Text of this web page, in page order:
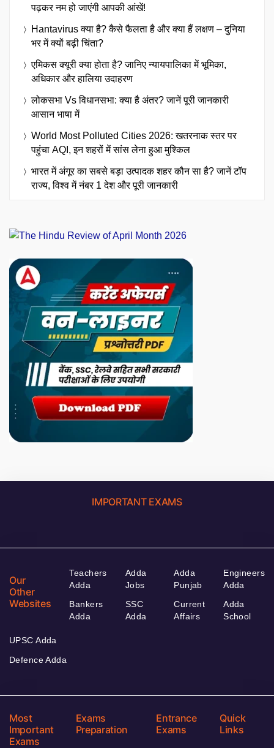
पढ़कर नम हो जाएंगी आपकी आंखें!
Hantavirus क्या है? कैसे फैलता है और क्या हैं लक्षण – दुनिया
भर में क्यों बढ़ी चिंता?
एमिकस क्यूरी क्या होता है? जानिए न्यायपालिका में भूमिका,
अधिकार और हालिया उदाहरण
लोकसभा Vs विधानसभा: क्या है अंतर? जानें पूरी जानकारी
आसान भाषा में
World Most Polluted Cities 2026: खतरनाक स्तर पर
पहुंचा AQI, इन शहरों में सांस लेना हुआ मुश्किल
भारत में अंगूर का सबसे बड़ा उत्पादक शहर कौन सा है? जानें टॉप
राज्य, विश्व में नंबर 1 देश और पूरी जानकारी
IMPORTANT EXAMS
Our
Other
Websites
Teachers
Adda
Bankers
Adda
Adda
Jobs
SSC
Adda
Adda
Punjab
Current
Affairs
Engineers
Adda
Adda
School
UPSC Adda
Defence Adda
Most
Important
Exams
Exams
Preparation
Entrance
Exams
Quick
Links